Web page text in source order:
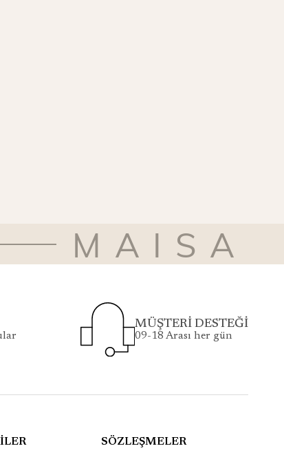
MAISA
MÜŞTERİ DESTEĞİ
09-18 Arası her gün
SÖZLEŞMELER